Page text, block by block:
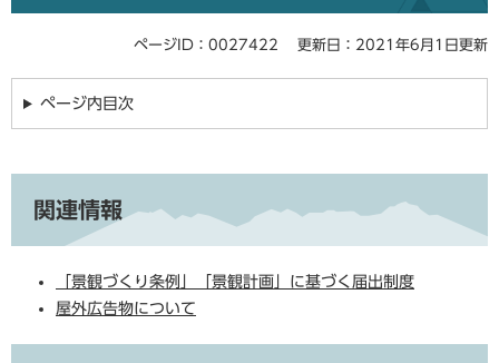
ページID：0027422 更新日：2021年6月1日更新
ページ内目次
関連情報
「景観づくり条例」「景観計画」に基づく届出制度
屋外広告物について